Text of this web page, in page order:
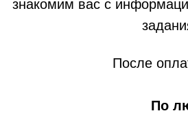
знакомим вас с
После
По